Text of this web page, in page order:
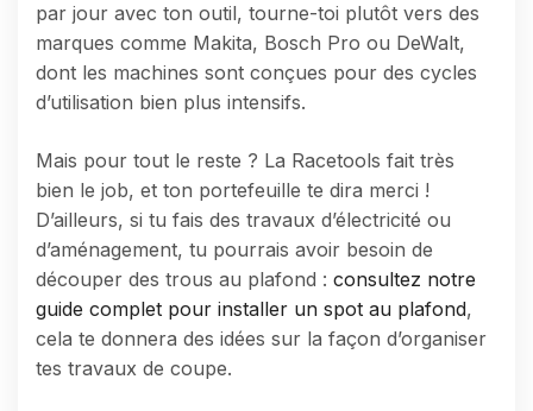
par jour avec ton outil, tourne-toi plutôt vers des
marques comme Makita, Bosch Pro ou DeWalt,
dont les machines sont conçues pour des cycles
d’utilisation bien plus intensifs.
Mais pour tout le reste ? La Racetools fait très
bien le job, et ton portefeuille te dira merci !
D’ailleurs, si tu fais des travaux d’électricité ou
d’aménagement, tu pourrais avoir besoin de
découper des trous au plafond : consultez notre
guide complet pour installer un spot au plafond,
cela te donnera des idées sur la façon d’organiser
tes travaux de coupe.